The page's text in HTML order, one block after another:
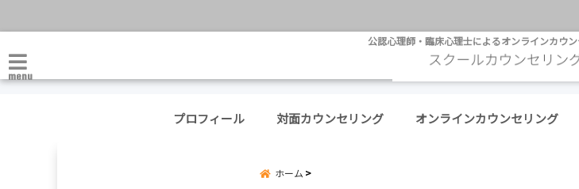
公認心理師・臨床心理士によるオンラインカウ
menu
プロフィール 対面カウンセリング オンラインカウンセリング
ホーム